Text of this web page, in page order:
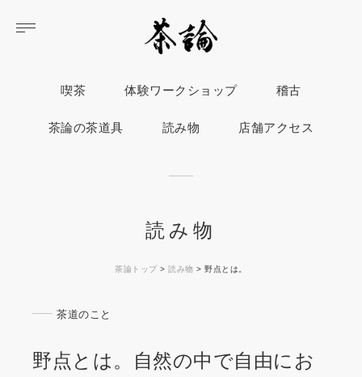
喫茶 体験ワークショップ 稽古
茶論の茶道具 読み物 店舗アクセス
読み物
茶論トップ > 読み物 > 野点とは。
茶道のこと
野点とは。自然の中で自由にお